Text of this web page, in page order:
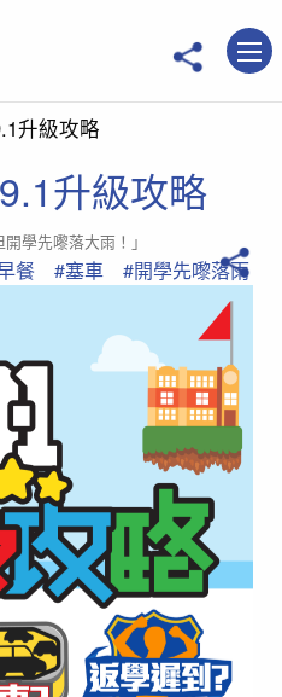
前位置：
升級攻略
升級攻略
學先嚟落大雨！」
餐 #塞車 #開學先嚟落雨